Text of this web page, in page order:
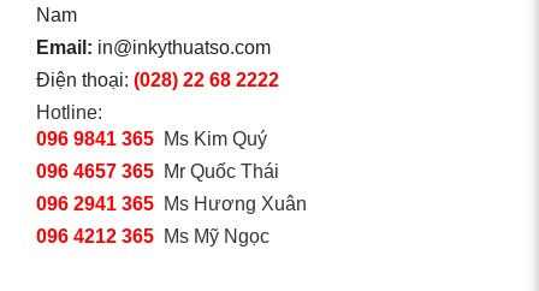
Nam
Email: in@inkythuatso.com
Điện thoại: (028) 22 68 2222
Hotline:
096 9841 365 Ms Kim Quý
096 4657 365 Mr Quốc Thái
096 2941 365 Ms Hương Xuân
096 4212 365 Ms Mỹ Ngọc